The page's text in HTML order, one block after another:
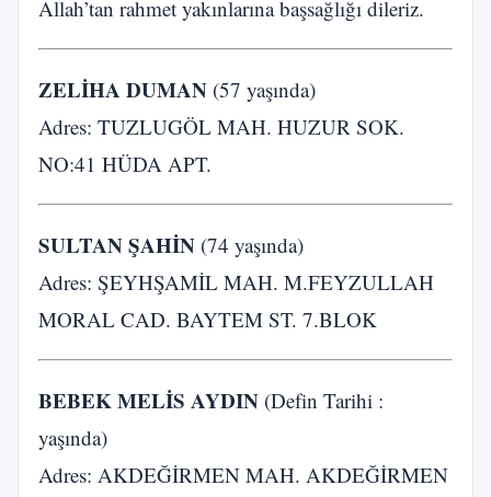
Allah’tan rahmet yakınlarına başsağlığı dileriz.
ZELİHA DUMAN (57 yaşında)
Adres: TUZLUGÖL MAH. HUZUR SOK.
NO:41 HÜDA APT.
SULTAN ŞAHİN (74 yaşında)
Adres: ŞEYHŞAMİL MAH. M.FEYZULLAH
MORAL CAD. BAYTEM ST. 7.BLOK
BEBEK MELİS AYDIN (Defin Tarihi :
yaşında)
Adres: AKDEĞİRMEN MAH. AKDEĞİRMEN